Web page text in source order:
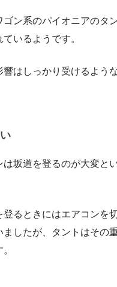
ゴン系のパイオニアのタ
いるようです。
響はしっかり受けるよう
は坂道を登るのが大変と
るときにはエアコンを
ましたが、タントはその